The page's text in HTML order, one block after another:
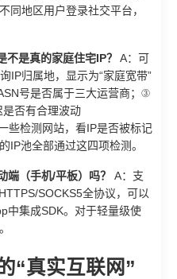
同地区用户登录社交平台，
是真的家庭住宅IP？
A：可
IP归属地，显示为“家庭宽带”
号是否属于三大运营商；③
否有合理波动
些检测网站，看IP是否被标记
IP池全部通过这四项检测。
端（手机/平板）吗？
A：支
SOCKS5全协议，可以
中集成SDK。对于轻量级使
“真实互联网”